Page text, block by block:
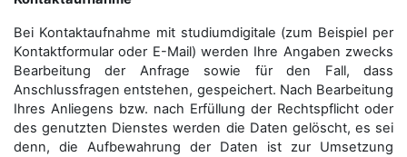
Bei Kontaktaufnahme mit studiumdigitale (zum Beispiel per
Kontaktformular oder E-Mail) werden Ihre Angaben zwecks
Bearbeitung der Anfrage sowie für den Fall, dass
Anschluss­fragen entstehen, gespeichert. Nach Bearbeitung
Ihres Anliegens bzw. nach Erfüllung der Rechtspflicht oder
des genutzten Dienstes werden die Daten gelöscht, es sei
denn, die Aufbewahrung der Daten ist zur Umsetzung